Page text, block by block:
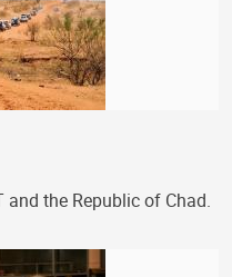
and the Republic of Chad.